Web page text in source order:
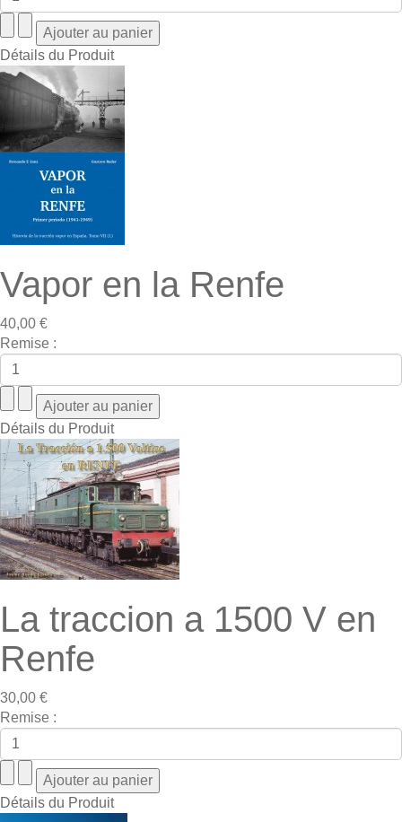
Détails du Produit
Vapor en la Renfe
40,00 €
Remise :
Détails du Produit
La traccion a 1500 V en
Renfe
30,00 €
Remise :
Détails du Produit